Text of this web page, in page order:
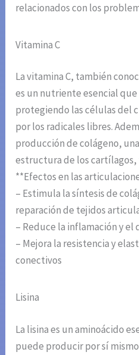
relacionados con los
Vitamina C
La vitamina C, también
es un nutriente esencial
protegiendo las células del
por los radicales libres.
producción de colágeno,
estructura de los cartílagos,
**Efectos en las
– Estimula la síntesis de
reparación de tejidos
– Reduce la inflamación y el
– Mejora la resistencia y
conectivos
Lisina
La lisina es un aminoácido
puede producir por sí